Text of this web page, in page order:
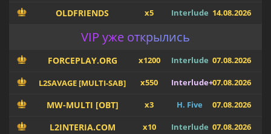
OLDFRIENDS x5 Interlude 14.08.2026
VIP уже открылись
FORCEPLAY.ORG x1200 Interlude 07.08.2026
L2SAVAGE [MULTI-SAB] x550 Interlude+07.08.2026
MW-MULTI [OBT] x3 H. Five 07.08.2026
L2INTERIA.COM x10 Interlude 07.08.2026